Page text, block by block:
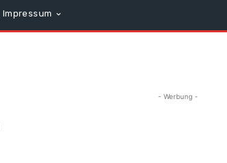
Impressum
- Werbung -